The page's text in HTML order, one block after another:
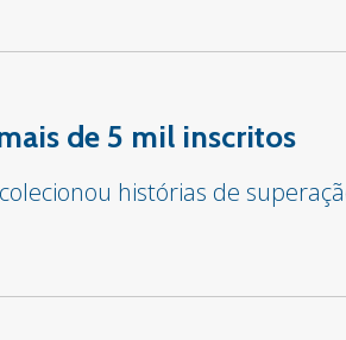
de 5 mil inscritos
histórias de